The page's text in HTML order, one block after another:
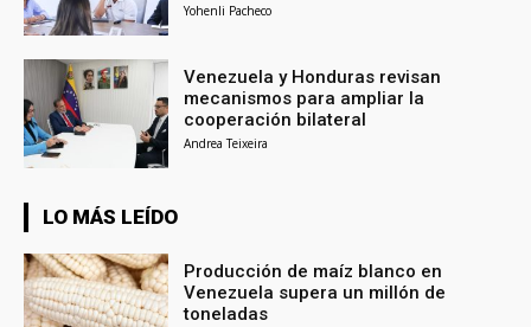
Yohenli Pacheco
Venezuela y Honduras revisan
mecanismos para ampliar la
cooperación bilateral
Andrea Teixeira
LO MÁS LEÍDO
Producción de maíz blanco en
Venezuela supera un millón de
toneladas